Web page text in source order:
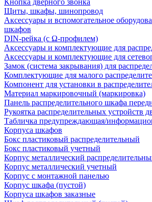
Кнопка дверного звонка
Щиты, шкафы, шинопровод
Аксессуары и вспомогательное
шкафов
DIN-рейка (с Ω-профилем)
Аксессуары и комплектующие для
Аксессуары и комплектующие для
Замок (система закрывания) для
Комплектующие для малого
Компонент для установки в
Материал маркировочный (маркировка)
Панель распределительного шкафа
Рукоятка распределительных устройств
Табличка предупреждающая/
Корпуса шкафов
Бокс пластиковый распределительный
Бокс пластиковый учетный
Корпус металлический
Корпус металлический учетный
Корпус с монтажной панелью
Корпус шкафа (пустой)
Корпуса шкафов заказные